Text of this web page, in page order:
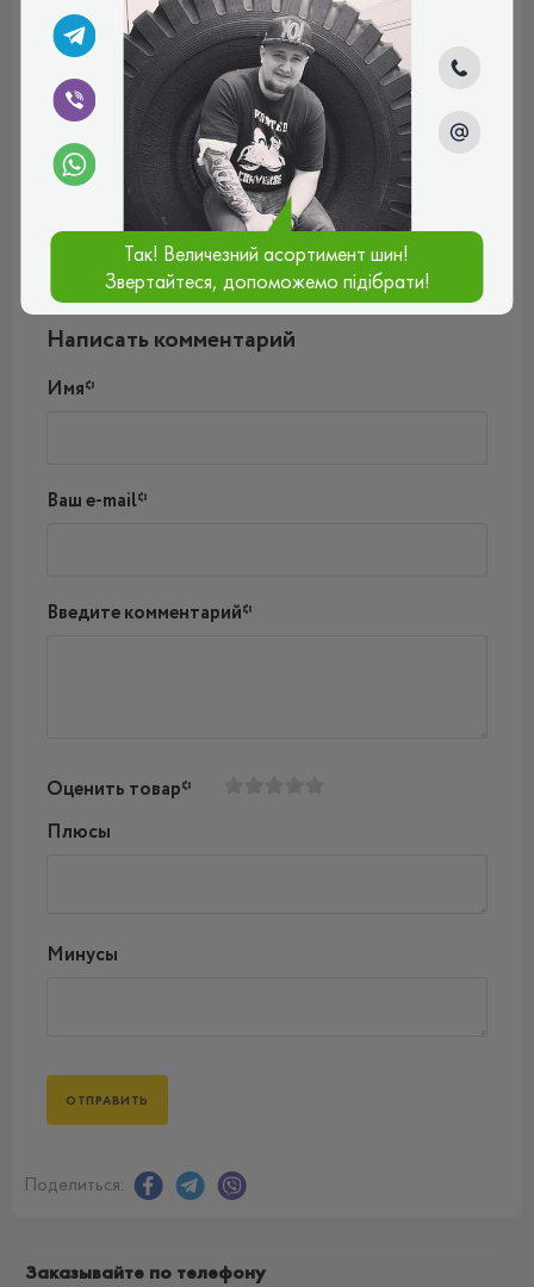
Тімур
Досить специфічна шина, адже вона має технологію Ран
Флет, при втраті тиску в шині її ще можна експлуатувати.
В моєму розмірі 205/55р16 вибір досить обмежений. Але
добре що в цьому списку є Піреллі і ця шина повністю
задовільняє мої потреби. Акустично комфортна,
чудово справляється з перешкодами, має короткий
гальмівний шлях, та загалом авто добре керується.
Рейтинг:
(5.0)
05.06.2025, 09:51
Написать комментарий
Имя*
Ваш e-mail*
Введите комментарий*
Оценить товар*
Плюсы
Минусы
Поделиться:
Заказывайте по телефону
Так! Величезний асортимент шин!
Звертайтеся, допоможемо підібрати!